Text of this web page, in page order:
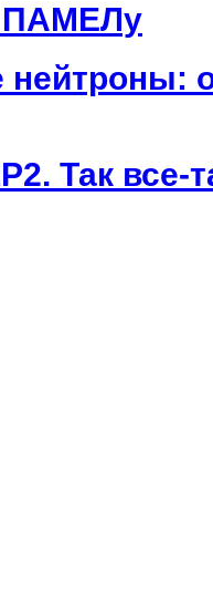
ПАМЕЛу
Так все-